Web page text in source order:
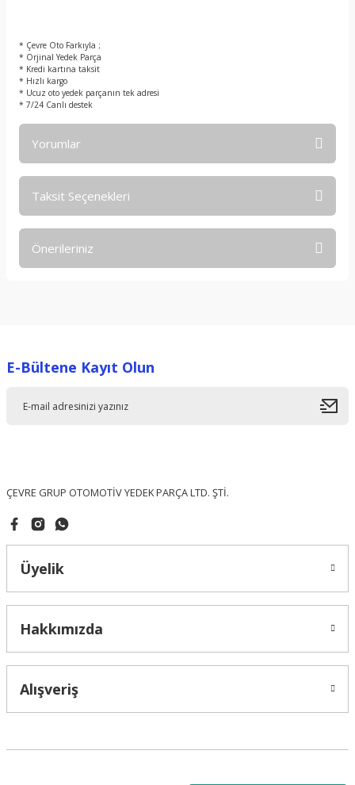
* Çevre Oto Farkıyla ;
* Orjinal Yedek Parça
* Kredi kartına taksit
* Hızlı kargo
* Ucuz oto yedek parçanın tek adresi
* 7/24 Canlı destek
Yorumlar
Taksit Seçenekleri
Önerileriniz
Ürün resmi kalitesiz, bozuk veya görüntülenemiyor.
E-Bültene Kayıt Olun
ÇEVRE GRUP OTOMOTİV YEDEK PARÇA LTD. ŞTİ.
Üyelik
Hakkımızda
Alışveriş